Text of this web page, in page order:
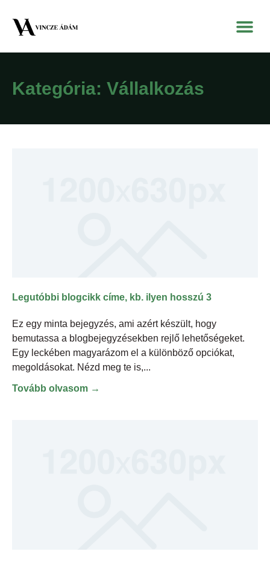
Kategória: Vállalkozás
Legutóbbi blogcikk címe, kb. ilyen hosszú 3
Ez egy minta bejegyzés, ami azért készült, hogy
bemutassa a blogbejegyzésekben rejlő lehetőségeket.
Egy leckében magyarázom el a különböző opciókat,
megoldásokat. Nézd meg te is,
Tovább olvasom →